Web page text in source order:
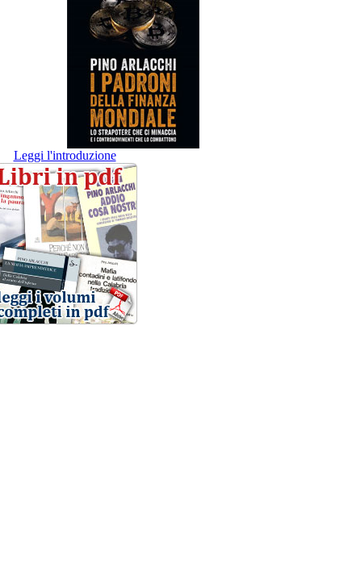
Leggi l'introduzione